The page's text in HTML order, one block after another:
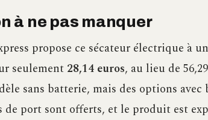
à ne pas manquer
propose ce sécateur électrique à
seulement 28,14 euros, au lieu de
sans batterie, mais des options
de port sont offerts, et le produit est